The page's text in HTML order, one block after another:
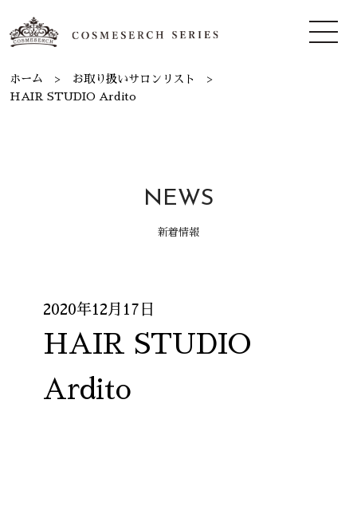
ホーム
お取り扱いサロンリスト
HAIR STUDIO Ardito
NEWS
新着情報
2020年12月17日
HAIR STUDIO
Ardito